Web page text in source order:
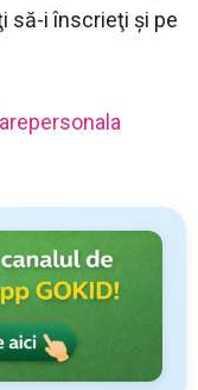
să-i înscrieţi şi pe